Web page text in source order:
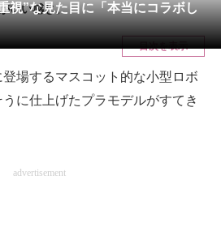
ージ
”な見た目に「本当にコラボし
いい感じ。
目次を表示
場するマスコット的な小型ロボ
うに仕上げたプラモデルがすてき
advertisement